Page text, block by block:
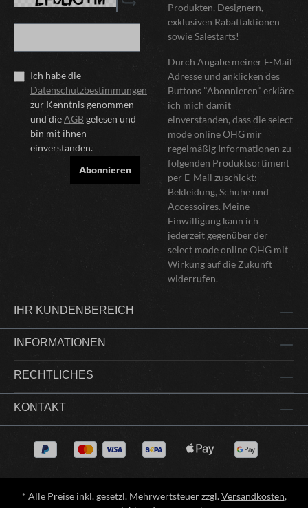
Ich habe die
Datenschutzbestimmungen
zur Kenntnis genommen
und dieAGBgelesen und
bin mit ihnen
einverstanden.
Abonnieren
Produkten, Designern,
exklusiven Rabattaktionen
sowie Salestarts!
Durch Angabe meiner E-Mail
Adresse und anklicken des
Buttons "Abonnieren" erkläre
ich mich damit
einverstanden, dass die select
mode online OHG mir
regelmäßig Informationen zu
folgenden Produktsortiment
per E-Mail zuschickt:
Bekleidung, Schuhe und
Accessoires. Meine
Einwilligung kann ich
jederzeit gegenüber der
select mode online OHG mit
Wirkung auf die Zukunft
widerrufen.
IHR KUNDENBEREICH
INFORMATIONEN
RECHTLICHES
KONTAKT
* Alle Preise inkl. gesetzl. Mehrwertsteuer zzgl.Versandkosten,